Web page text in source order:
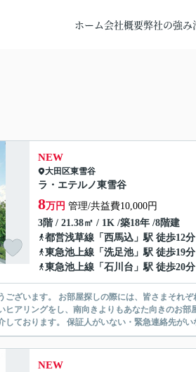
ホーム会社概要弊社の強み
NEW
大田区東雪谷
ラ・エテルノ東雪谷
8万円 管理/共益費10,000円
3階 / 21.38㎡ / 1K /築18年 /8階建
都営浅草線 「 西馬込 」駅 徒歩12分
東急池上線 「 洗足池」駅 徒歩19分
東急池上線 「 石川台 」駅 徒歩20分
と思いますが、当社では【あなたに１番のお部
し、南向きよりもあなた向きのお部屋をご提案いたします。 シングル物
無い賃貸物件を豊富にご紹介しております。 保証人
NEW